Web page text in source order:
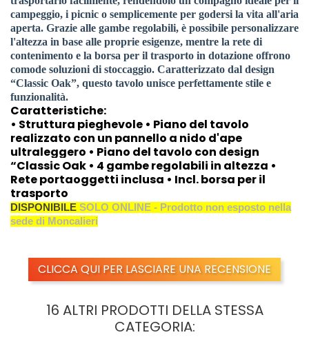
campeggio, i picnic o semplicemente per godersi la vita all'aria
aperta. Grazie alle gambe regolabili, è possibile personalizzare
l'altezza in base alle proprie esigenze, mentre la rete di
contenimento e la borsa per il trasporto in dotazione offrono
comode soluzioni di stoccaggio. Caratterizzato dal design
“Classic Oak”, questo tavolo unisce perfettamente stile e
funzionalità.
Caratteristiche:
• Struttura pieghevole • Piano del tavolo
realizzato con un pannello a nido d'ape
ultraleggero • Piano del tavolo con design
“Classic Oak • 4 gambe regolabili in altezza •
Rete portaoggetti inclusa • Incl. borsa per il
trasporto
DISPONIBILE SOLO ONLINE - Prodotto non esposto nella
sede di Moncalieri
CLICCA QUI PER LASCIARE UNA RECENSIONE
16 ALTRI PRODOTTI DELLA STESSA
CATEGORIA: